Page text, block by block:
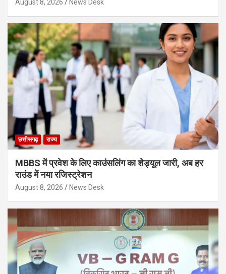
August 8, 2026 News Desk
छत्तीसगढ़ राज्य
MBBS में प्रवेश के लिए काउंसलिंग का शेड्यूल जारी, अब हर
राउंड में नया रजिस्ट्रेशन
August 8, 2026 News Desk